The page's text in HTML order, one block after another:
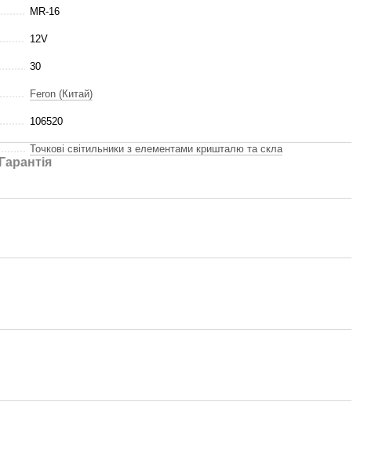
MR-16
12V
30
Feron (Китай)
106520
Точкові світильники з елементами кришталю та скла
Гарантія